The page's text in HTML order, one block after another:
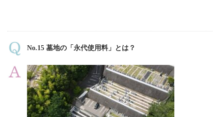
No.15 墓地の「永代使用料」とは？